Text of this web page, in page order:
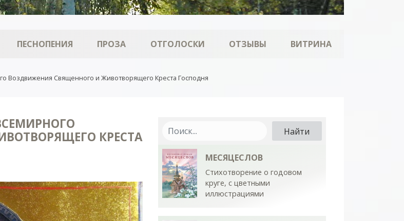
ПЕСНОПЕНИЯ ПРОЗА ОТГОЛОСКИ ОТЗЫВЫ ВИТРИНА
Воздвижения Священного и Животворящего Креста Господня
КРЕСТА
МЕСЯЦЕСЛОВ
Стихотворение о годовом
круге, с цветными
иллюстрациями